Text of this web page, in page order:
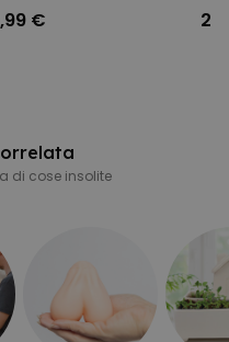
€
di cose insolite